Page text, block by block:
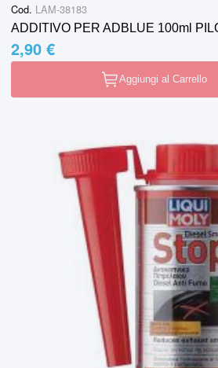
Cod. LAM-38183
ADDITIVO PER ADBLUE 100ml
2,90 €
Aggiungi al Carrello